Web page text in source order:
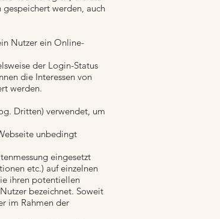
werden, auch
Nutzer ein Online-
der Login-Status
die Interessen von
werden.
Dritten) verwendet, um
unbedingt
eingesetzt
etc.) auf einzelnen
ihren potentiellen
bezeichnet. Soweit
im Rahmen der